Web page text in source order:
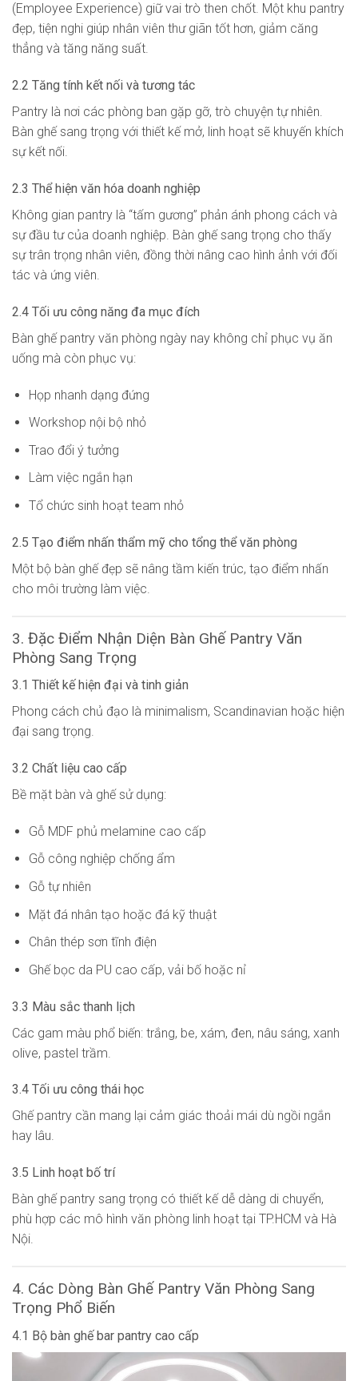
(Employee Experience) giữ vai trò then chốt. Một khu pantry
đẹp, tiện nghi giúp nhân viên thư giãn tốt hơn, giảm căng
thẳng và tăng năng suất.
2.2 Tăng tính kết nối và tương tác
Pantry là nơi các phòng ban gặp gỡ, trò chuyện tự nhiên.
Bàn ghế sang trọng với thiết kế mở, linh hoạt sẽ khuyến khích
sự kết nối.
2.3 Thể hiện văn hóa doanh nghiệp
Không gian pantry là “tấm gương” phản ánh phong cách và
sự đầu tư của doanh nghiệp. Bàn ghế sang trọng cho thấy
sự trân trọng nhân viên, đồng thời nâng cao hình ảnh với đối
tác và ứng viên.
2.4 Tối ưu công năng đa mục đích
Bàn ghế pantry văn phòng ngày nay không chỉ phục vụ ăn
uống mà còn phục vụ:
Họp nhanh dạng đứng
Workshop nội bộ nhỏ
Trao đổi ý tưởng
Làm việc ngắn hạn
Tổ chức sinh hoạt team nhỏ
2.5 Tạo điểm nhấn thẩm mỹ cho tổng thể văn phòng
Một bộ bàn ghế đẹp sẽ nâng tầm kiến trúc, tạo điểm nhấn
cho môi trường làm việc.
3. Đặc Điểm Nhận Diện Bàn Ghế Pantry Văn
Phòng Sang Trọng
3.1 Thiết kế hiện đại và tinh giản
Phong cách chủ đạo là minimalism, Scandinavian hoặc hiện
đại sang trọng.
3.2 Chất liệu cao cấp
Bề mặt bàn và ghế sử dụng:
Gỗ MDF phủ melamine cao cấp
Gỗ công nghiệp chống ẩm
Gỗ tự nhiên
Mặt đá nhân tạo hoặc đá kỹ thuật
Chân thép sơn tĩnh điện
Ghế bọc da PU cao cấp, vải bố hoặc nỉ
3.3 Màu sắc thanh lịch
Các gam màu phổ biến: trắng, be, xám, đen, nâu sáng, xanh
olive, pastel trầm.
3.4 Tối ưu công thái học
Ghế pantry cần mang lại cảm giác thoải mái dù ngồi ngắn
hay lâu.
3.5 Linh hoạt bố trí
Bàn ghế pantry sang trọng có thiết kế dễ dàng di chuyển,
phù hợp các mô hình văn phòng linh hoạt tại TP.HCM và Hà
Nội.
4. Các Dòng Bàn Ghế Pantry Văn Phòng Sang
Trọng Phổ Biến
4.1 Bộ bàn ghế bar pantry cao cấp